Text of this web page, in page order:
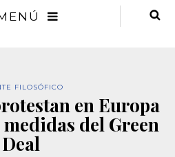
FILOSÓFICO
en Europa
del Green
Deal